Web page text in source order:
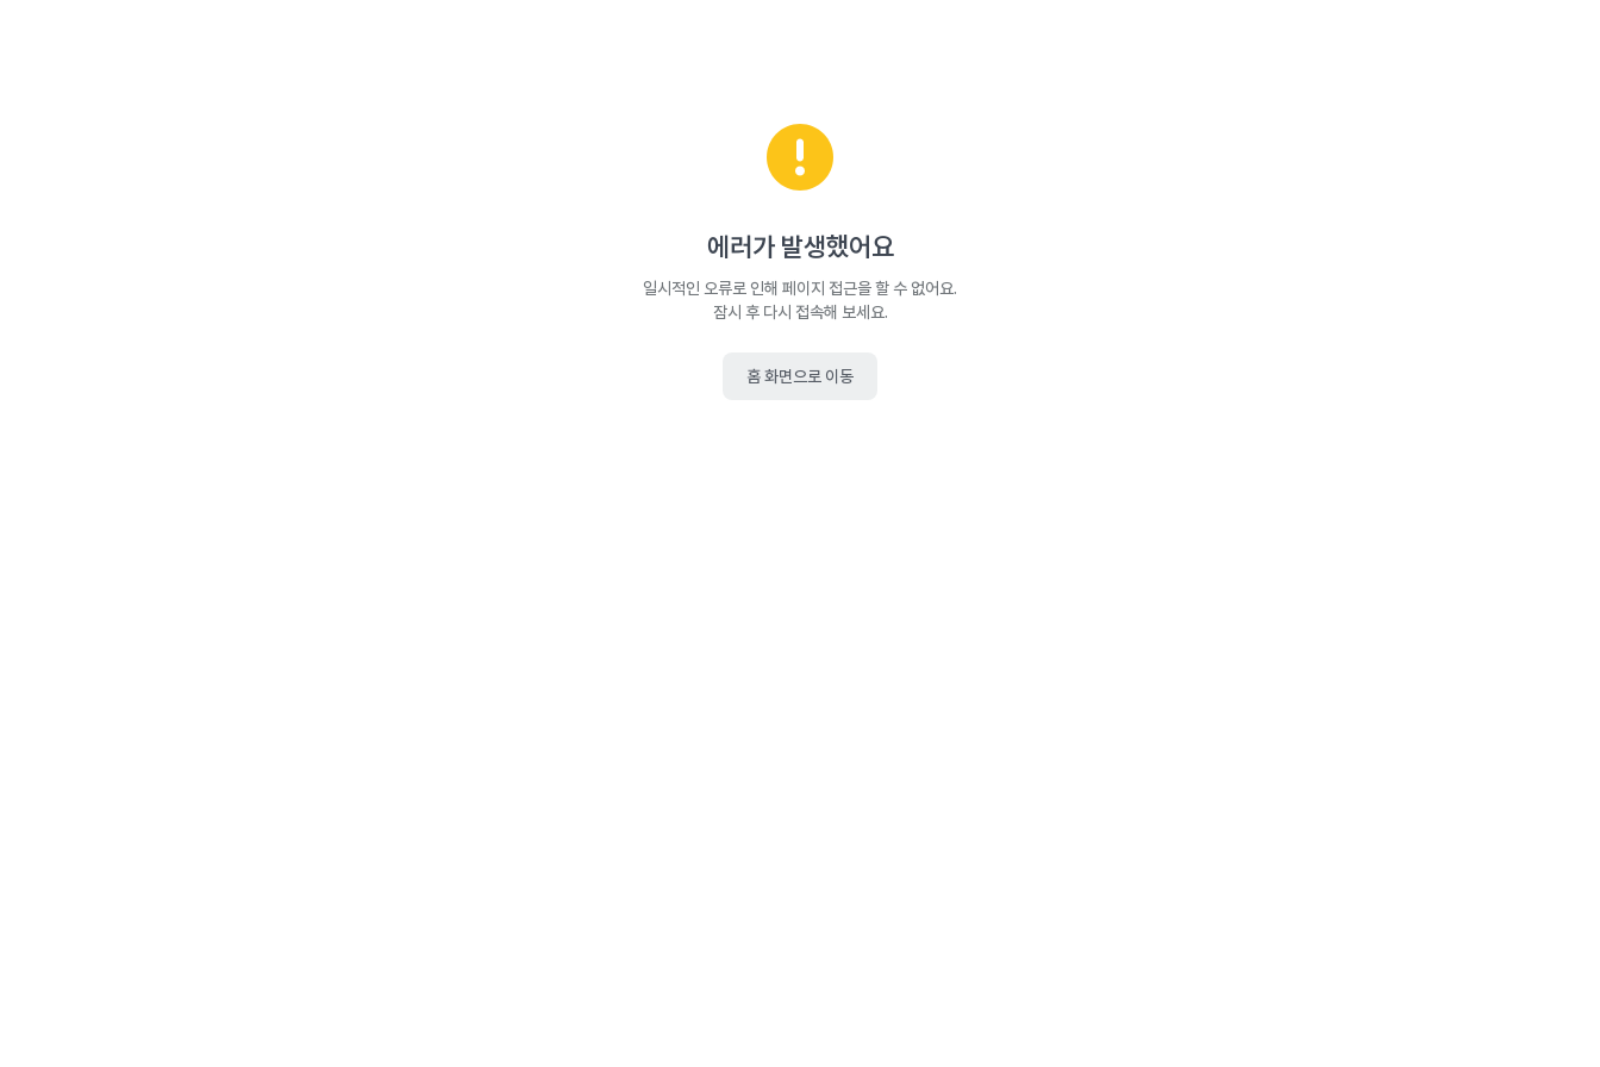
에러가 발생했어요
일시적인 오류로 인해 페이지 접근을 할 수 없어요.
잠시 후 다시 접속해 보세요.
홈 화면으로 이동